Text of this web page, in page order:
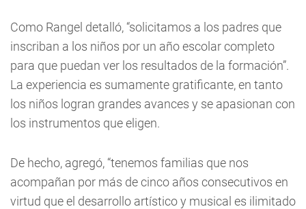
Como Rangel detalló, “solicitamos a los padres que
inscriban a los niños por un año escolar completo
para que puedan ver los resultados de la formación”.
La experiencia es sumamente gratificante, en tanto
los niños logran grandes avances y se apasionan con
los instrumentos que eligen.
De hecho, agregó, “tenemos familias que nos
acompañan por más de cinco años consecutivos en
virtud que el desarrollo artístico y musical es ilimitado